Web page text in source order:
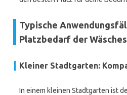
Typische
Platzbedarf der
Kleiner Stadtgarten:
In einem kleinen Stadtgarten ist